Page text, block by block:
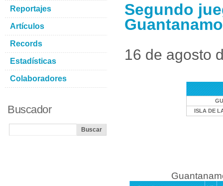
Segundo
Guantanamo
16 de agosto
ISLA DE
Reportajes
Artículos
Records
Estadísticas
Colaboradores
Buscador